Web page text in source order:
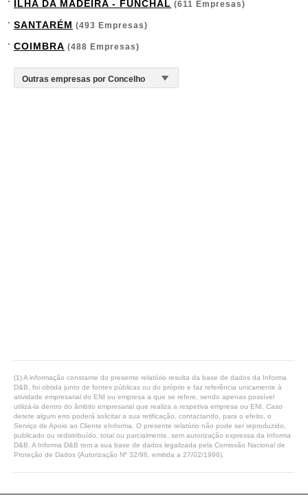
ILHA DA MADEIRA - FUNCHAL (611 Empresas)
SANTARÉM (493 Empresas)
COIMBRA (488 Empresas)
(1) A informação constante do presente relatório resulta da base de dados da Informa
D&B, foi obtida junto de fontes públicas ou do próprio e faz referência unicamente à
atividade empresarial do ENI ou empresa a que se refere, sendo apenas possível
utilizá-la dentro do âmbito empresarial que realiza a respetiva empresa ou ENI. Caso
detete algum erro poderá solicitar a sua retificação, contactando, para o efeito, o
Serviço de Apoio ao Cliente eInforma. O presente relatório não pode ser reproduzido,
publicado ou redistribuído, total ou parcialmente, sem autorização expressa da Informa
D&B. A Informa D&B tem a sua base de dados legalizada pela Comissão Nacional de
Proteção de Dados (Autorização Nº 32/96, emitida a 27/02/1996).